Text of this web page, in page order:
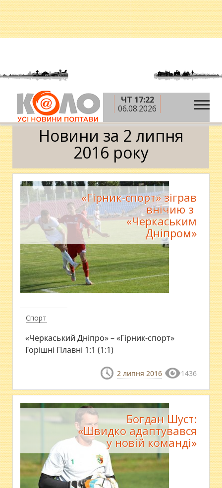
ЧТ 17:22
06.08.2026
Головна » 2016 рік » липень »2 липня
Календар
Новини за 2 липня
2016 року
Спорт
«Гірник-спорт» зіграв
внічию з ​
«Черкаським
Дніпром»
​«Черкаський Дніпро» – «Гірник-спорт»
Горішні Плавні 1:1 (1:1)
2 липня 2016 1436
Богдан Шуст:
«Швидко адаптувався
у новій команді»